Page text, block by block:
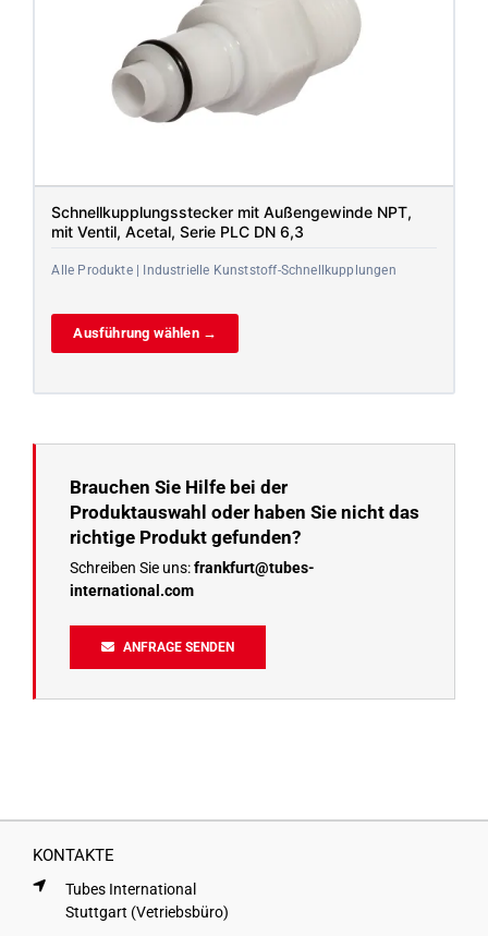
Schnellkupplungsstecker mit Außengewinde NPT,
mit Ventil, Acetal, Serie PLC DN 6,3
Alle Produkte | Industrielle Kunststoff-Schnellkupplungen
Ausführung wählen →
Brauchen Sie Hilfe bei der
Produktauswahl oder haben Sie nicht das
richtige Produkt gefunden?
Schreiben Sie uns:frankfurt@tubes-
international.com
ANFRAGE SENDEN
KONTAKTE
Tubes International
Stuttgart (Vetriebsbüro)